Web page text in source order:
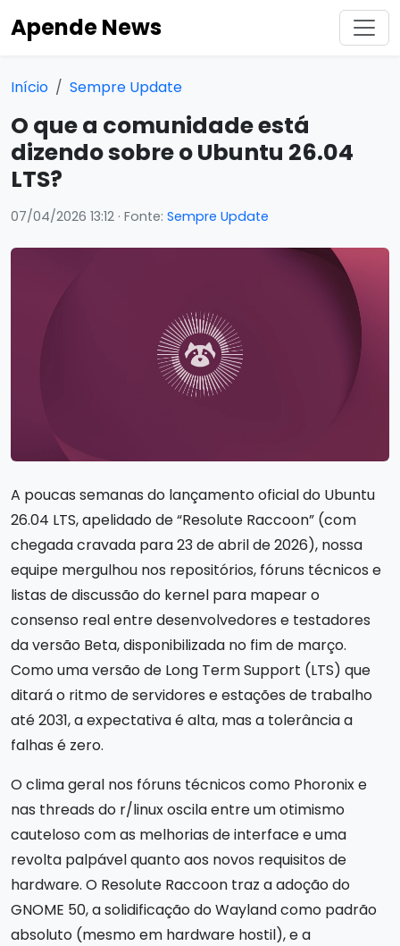
Apende News
Início Sempre Update
O que a comunidade está
dizendo sobre o Ubuntu 26.04
LTS?
07/04/2026 13:12 · Fonte: Sempre Update
A poucas semanas do lançamento oficial do Ubuntu
26.04 LTS, apelidado de “Resolute Raccoon” (com
chegada cravada para 23 de abril de 2026), nossa
equipe mergulhou nos repositórios, fóruns técnicos e
listas de discussão do kernel para mapear o
consenso real entre desenvolvedores e testadores
da versão Beta, disponibilizada no fim de março.
Como uma versão de Long Term Support (LTS) que
ditará o ritmo de servidores e estações de trabalho
até 2031, a expectativa é alta, mas a tolerância a
falhas é zero.
O clima geral nos fóruns técnicos como Phoronix e
nas threads do r/linux oscila entre um otimismo
cauteloso com as melhorias de interface e uma
revolta palpável quanto aos novos requisitos de
hardware. O Resolute Raccoon traz a adoção do
GNOME 50, a solidificação do Wayland como padrão
absoluto (mesmo em hardware hostil), e a